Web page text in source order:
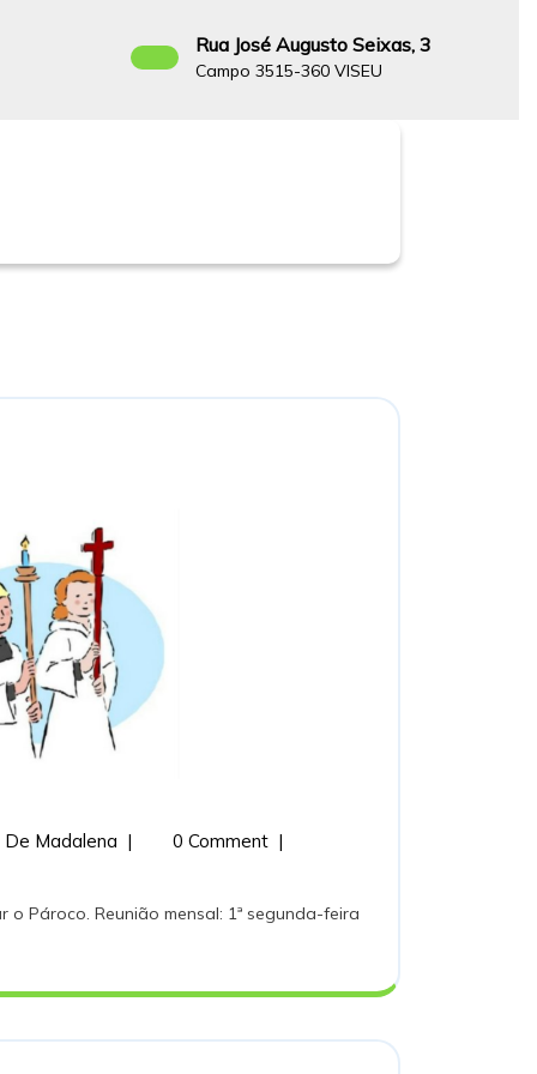
Rua José Augusto Seixas, 3
Campo 3515-360 VISEU
MadalenaACÓLITOS
| 0 Comment |